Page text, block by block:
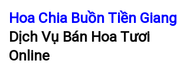
Hoa Chia Buồn Tiền Giang
Dịch Vụ Bán Hoa Tươi
Online